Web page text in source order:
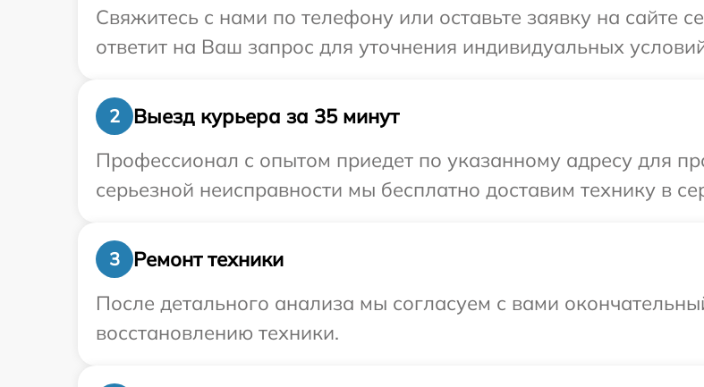
Свяжитесь с нами по телефону или оставьте заявку на сайте
ответит на Ваш запрос для уточнения индивидуальных
2
Выезд курьера за 35 минут
Профессионал с опытом приедет по указанному адресу для
серьезной неисправности мы бесплатно доставим технику в
3
Ремонт техники
После детального анализа мы согласуем с вами
восстановлению техники.